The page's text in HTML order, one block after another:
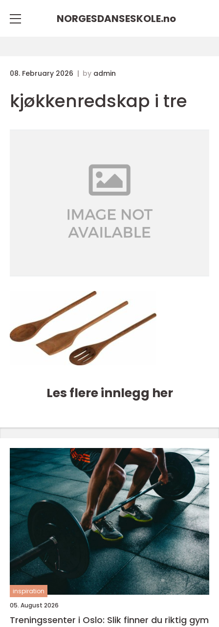
NORGESDANSESKOLE.no
08. February 2026 by admin
kjøkkenredskap i tre
Les flere innlegg her
inspiration
05. August 2026
Treningssenter i Oslo: Slik finner du riktig gym